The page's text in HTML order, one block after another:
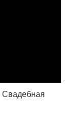
Свадебная